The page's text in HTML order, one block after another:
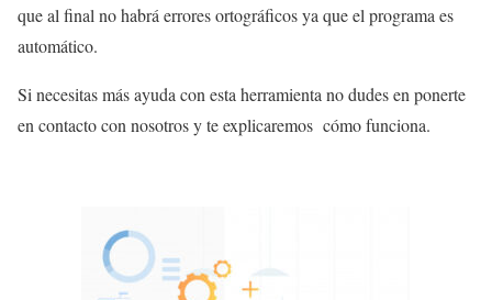
que al final no habrá errores ortográficos ya que el programa es
automático.
Si necesitas más ayuda con esta herramienta no dudes en ponerte
en contacto con nosotros y te explicaremos cómo funciona.